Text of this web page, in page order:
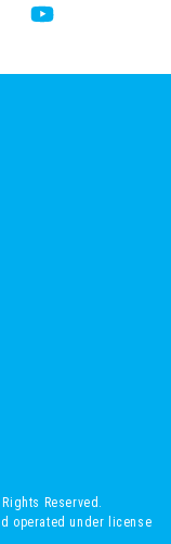
Reserved.
operated under license